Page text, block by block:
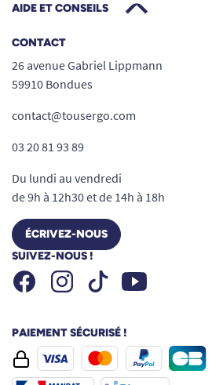
AIDE ET CONSEILS
CONTACT
26 avenue Gabriel Lippmann
59910 Bondues
contact@tousergo.com
03 20 81 93 89
Du lundi au vendredi
de 9h à 12h30 et de 14h à 18h
ÉCRIVEZ-NOUS
SUIVEZ-NOUS !
FacebookInstagramTiktok Youtube
PAIEMENT SÉCURISÉ !